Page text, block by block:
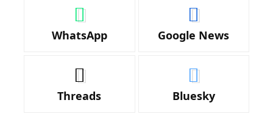
WhatsApp Google News
Threads Bluesky